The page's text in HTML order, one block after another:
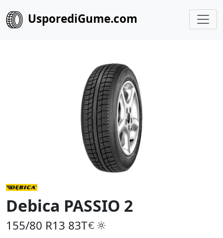
UsporediGume.com
Debica PASSIO 2
155/80 R13 83T